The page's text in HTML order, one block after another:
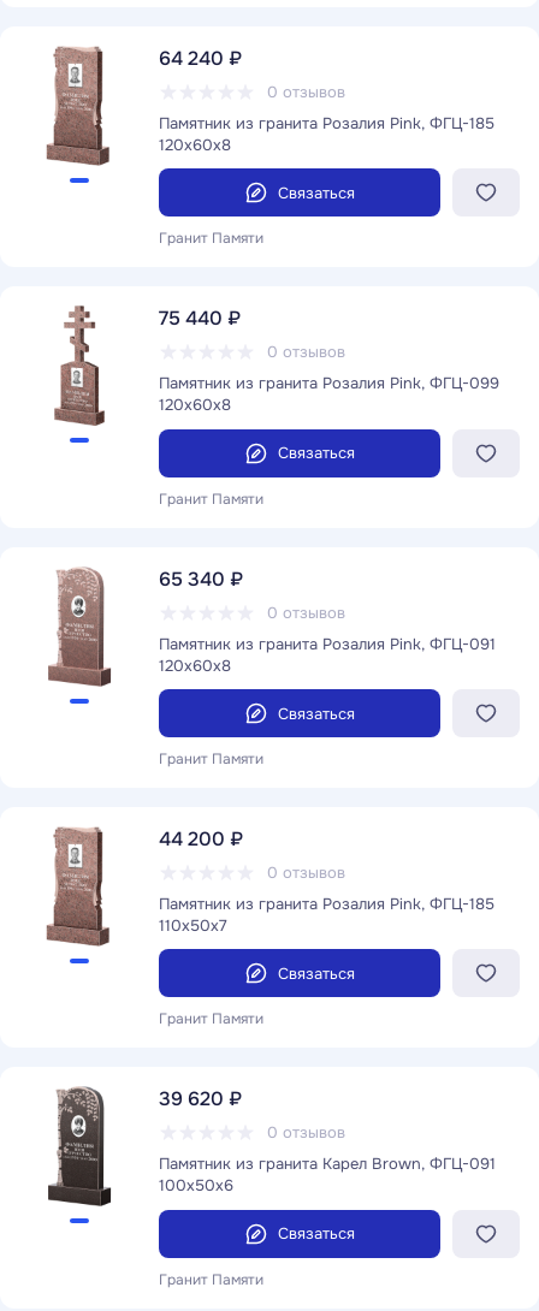
64 240 ₽
0 отзывов
Памятник из гранита Розалия Pink, ФГЦ-185
120x60x8
Связаться
Гранит Памяти
75 440 ₽
0 отзывов
Памятник из гранита Розалия Pink, ФГЦ-099
120x60x8
Связаться
Гранит Памяти
65 340 ₽
0 отзывов
Памятник из гранита Розалия Pink, ФГЦ-091
120x60x8
Связаться
Гранит Памяти
44 200 ₽
0 отзывов
Памятник из гранита Розалия Pink, ФГЦ-185
110x50x7
Связаться
Гранит Памяти
39 620 ₽
0 отзывов
Памятник из гранита Карел Brown, ФГЦ-091
100x50x6
Связаться
Гранит Памяти